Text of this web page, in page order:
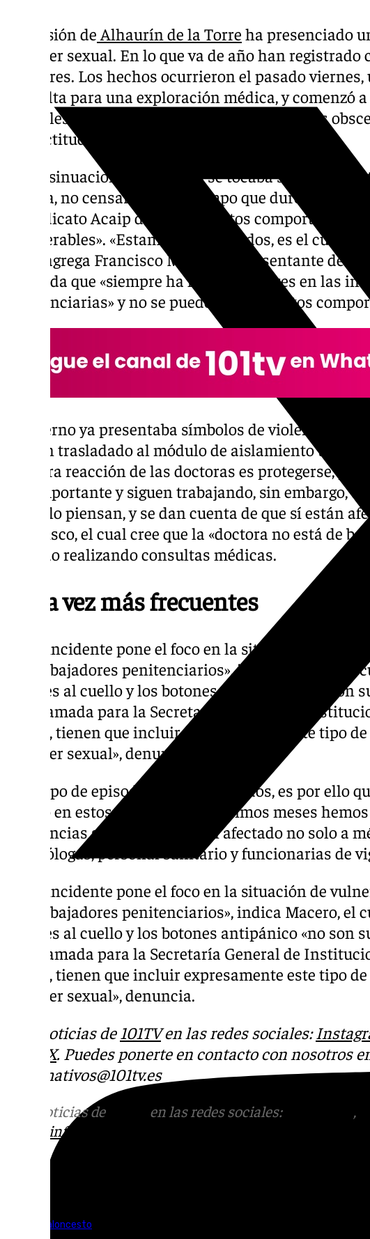
La prisión de Alhaurín de la Torre ha presenciado
carácter sexual. En lo que va de año han registrado
similares. Los hechos ocurrieron el pasado
consulta para una exploración médica, y comenzó
genitales mientras le balbuceaba comentarios
una actitud “violenta y sexual”.
Las insinuaciones, mientras se tocaba sus partes
la ropa, no censaron en el tiempo que duró la
el sindicato Acaip denuncian estos
«intolerables». «Estamos preocupados, es el cuarto
año», agrega Francisco Macero, representante del
recuerda que «siempre ha habido mujeres en las
penitenciarias» y no se pueden tolerar estos
El interno ya presentaba símbolos de violencia en
Lo han trasladado al módulo de aislamiento tras el
primera reacción de las doctoras es protegerse,
tan importante y siguen trabajando, sin embargo,
casas lo piensan, y se dan cuenta de que sí están
Francisco, el cual cree que la «doctora no está de
seguido realizando consultas médicas.
Cada vez más frecuentes
«Este incidente pone el foco en la situación de
los trabajadores penitenciarios», indica Macero, el
timbres al cuello y los botones antipánico «no son
una llamada para la Secretaría General de
(SGIP), tienen que incluir expresamente este tipo
carácter sexual», denuncia.
Este tipo de episodios no son aislados, es por ello
el foco en estos casos. “En los últimos meses
incidencias similares, que han afectado no solo a
a psicólogas, personal sanitario y funcionarias de
«Este incidente pone el foco en la situación de
los trabajadores penitenciarios», indica Macero, el
timbres al cuello y los botones antipánico «no son
una llamada para la Secretaría General de
(SGIP), tienen que incluir expresamente este tipo
carácter sexual», denuncia.
Más noticias de 101TVen las redes sociales:
X. Puedes ponerte en contacto con nosotros
informativos@101tv.es
Más noticias de en las redes sociales: ,
informativos@101tv.es
Unicaja Baloncesto